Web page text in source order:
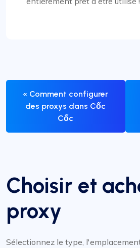
« Comment configurer
des proxys dans Cốc
Cốc
Choisir et
proxy
Sélectionnez le type,